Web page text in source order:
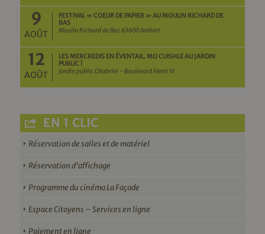
9
AOÛT
FESTIVAL « COEUR DE PAPIER » AU MOULIN RICHARD DE
BAS
Moulin Richard de Bas 63600 Ambert
12
AOÛT
LES MERCREDIS EN ÉVENTAIL. MO CUISHLE AU JARDIN
PUBLIC !
Jardin public Chabrier - Boulevard Henri IV
EN 1 CLIC
Réservation de salles et de matériel
Réservation d’affichage
Programme du cinéma La Façade
Espace Citoyens – Services en ligne
Paiement en ligne